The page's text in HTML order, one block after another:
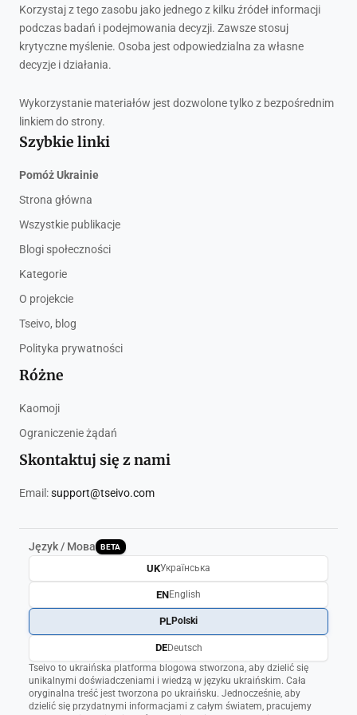
Korzystaj z tego zasobu jako jednego z kilku źródeł informacji
podczas badań i podejmowania decyzji. Zawsze stosuj
krytyczne myślenie. Osoba jest odpowiedzialna za własne
decyzje i działania.
Wykorzystanie materiałów jest dozwolone tylko z bezpośrednim
linkiem do strony.
Szybkie linki
Pomóż Ukrainie
Strona główna
Wszystkie publikacje
Blogi społeczności
Kategorie
O projekcie
Tseivo, blog
Polityka prywatności
Różne
Kaomoji
Ograniczenie żądań
Skontaktuj się z nami
Email:support@tseivo.com
Język / Мова BETA
Tseivo to ukraińska platforma blogowa stworzona, aby dzielić się
unikalnymi doświadczeniami i wiedzą w języku ukraińskim. Cała
oryginalna treść jest tworzona po ukraińsku. Jednocześnie, aby
dzielić się przydatnymi informacjami z całym światem, pracujemy
UKУкраїнська
ENEnglish
PLPolski
DEDeutsch